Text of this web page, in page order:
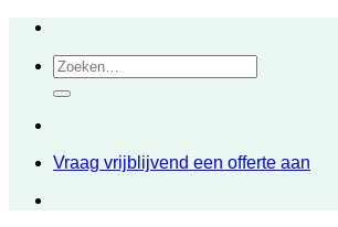
inhoudZoeken
naar:
Vraag vrijblijvend een offerte aan